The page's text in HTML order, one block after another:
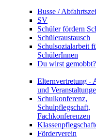
Busse /
SV
Schüler fördern
Schüleraustausch
Schulsozialarbeit
SchülerInnen
Du wirst gemobbt?
Elternvertretung -
und
Schulkonferenz,
Schulpflegschaft,
Fachkonferenzen
Förderverein